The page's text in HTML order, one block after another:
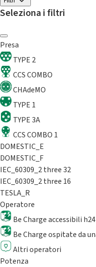
Seleziona i filtri
Presa
TYPE 2
CCS COMBO
CHAdeMO
TYPE 1
TYPE 3A
CCS COMBO 1
DOMESTIC_E
DOMESTIC_F
IEC_60309_2 three 32
IEC_60309_2 three 16
TESLA_R
Operatore
Be Charge accessibili h24
Be Charge ospitate da
Altri operatori
Potenza